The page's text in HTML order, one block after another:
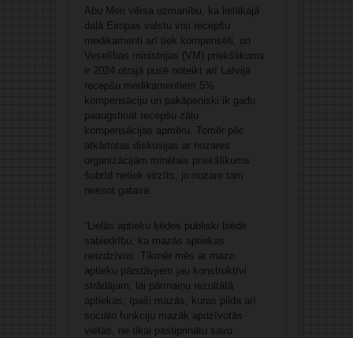
Abu Meri vērsa uzmanību, ka lielākajā
daļā Eiropas valstu visi recepšu
medikamenti arī tiek kompensēti, un
Veselības ministrijas (VM) priekšlikums
ir 2024.otrajā pusē noteikt arī Latvijā
recepšu medikamentiem 5%
kompensāciju un pakāpeniski ik gadu
paaugstināt recepšu zāļu
kompensācijas apmēru. Tomēr pēc
atkārtotas diskusijas ar nozares
organizācijām minētais priekšlikums
šobrīd netiek virzīts, jo nozare tam
neesot gatava.
“Lielās aptieku ķēdes publiski biedē
sabiedrību, ka mazās aptiekas
neizdzīvos. Tikmēr mēs ar mazo
aptieku pārstāvjiem jau konstruktīvi
strādājam, lai pārmaiņu rezultātā
aptiekas, īpaši mazās, kuras pilda arī
sociālo funkciju mazāk apdzīvotās
vietās, ne tikai pastiprinātu savu